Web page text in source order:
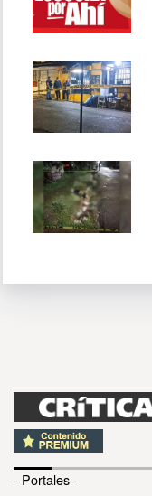
- Portales -